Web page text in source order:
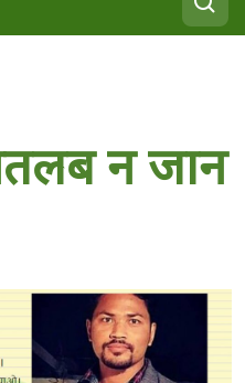
न जान